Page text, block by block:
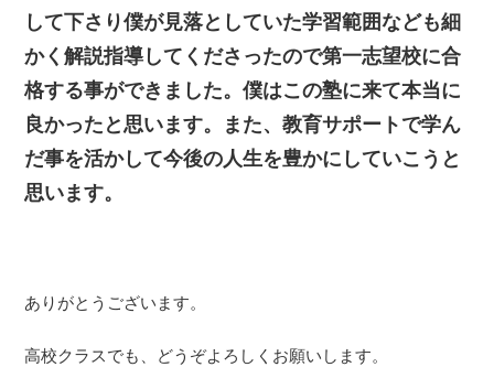
して下さり僕が見落としていた学習範囲なども細
かく解説指導してくださったので第一志望校に合
格する事ができました。僕はこの塾に来て本当に
良かったと思います。また、教育サポートで学ん
だ事を活かして今後の人生を豊かにしていこうと
思います。
ありがとうございます。
高校クラスでも、どうぞよろしくお願いします。